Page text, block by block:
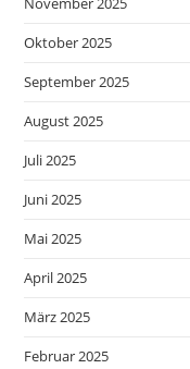
Oktober 2025
September 2025
August 2025
Juli 2025
Juni 2025
Mai 2025
April 2025
März 2025
Februar 2025